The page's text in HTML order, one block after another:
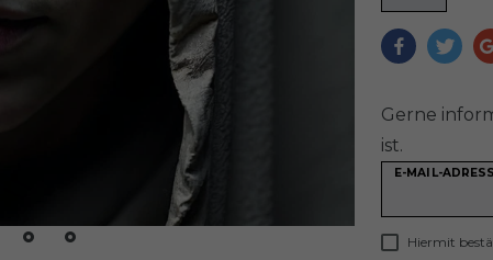
Gerne
ist.
E-MAIL-
Hiermit